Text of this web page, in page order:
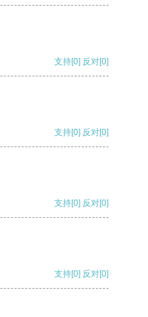
支持[0] 反对[0]
支持[0] 反对[0]
支持[0] 反对[0]
支持[0] 反对[0]